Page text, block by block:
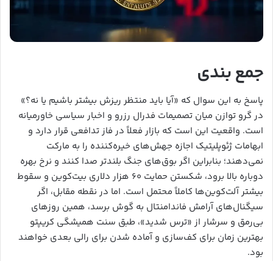
جمع بندی
پاسخ به این سوال که «آیا باید منتظر ریزش بیشتر باشیم یا نه؟»
در گرو توازن میان تصمیمات فدرال رزرو و اخبار سیاسی خاورمیانه
است. واقعیت این است که بازار فعلاً در فاز تدافعی قرار دارد و
ابهامات ژئوپلیتیک اجازه جهش‌های خیره‌کننده را به مارکت
نمی‌دهند؛ بنابراین اگر بوق‌های جنگ بلندتر صدا کنند و نرخ بهره
دوباره بالا برود، شکستن حمایت ۶۰ هزار دلاری بیت‌کوین و سقوط
بیشتر آلت‌کوین‌ها کاملاً محتمل است. اما در نقطه مقابل، اگر
سیگنال‌های آرامش فاندامنتال به گوش برسد، همین روزهای
بی‌رمق و سرشار از «ترس شدید»، طبق سنت همیشگی کریپتو
بهترین زمان برای کف‌سازی و آماده شدن برای رالی بعدی خواهند
بود.